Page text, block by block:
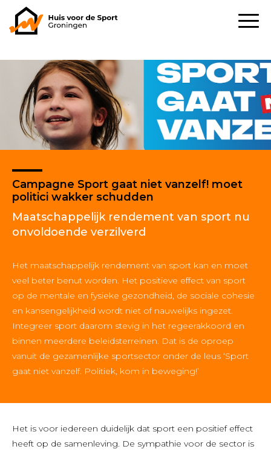
Campagne Sport gaat niet vanzelf! moet
politici wakker schudden
Maatschappelijk rendement van sport nu
onvoldoende verzilverd
Het maatschappelijk rendement van sport kan en moet
veel beter benut worden. Het positieve effect van sport
op de mentale en fysieke gezondheid, de sociale cohesie
en kansengelijkheid wordt niet of nauwelijks ingezet.
Integreer sport daarom stevig in het regeerakkoord en
binnen meerdere beleidsterreinen. Dat is de oproep
vanuit de gezamenlijke sportsector onder de leus ‘Sport
gaat niet vanzelf. Politiek, kom in beweging!’
Het is voor iedereen duidelijk dat sport een positief effect
heeft op de samenleving. De sympathie voor de sector is